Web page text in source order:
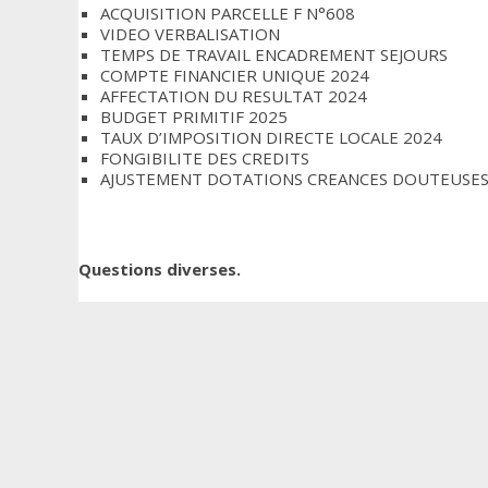
ACQUISITION PARCELLE F N°608
VIDEO VERBALISATION
TEMPS DE TRAVAIL ENCADREMENT SEJOURS
COMPTE FINANCIER UNIQUE 2024
AFFECTATION DU RESULTAT 2024
BUDGET PRIMITIF 2025
TAUX D’IMPOSITION DIRECTE LOCALE 2024
FONGIBILITE DES CREDITS
AJUSTEMENT DOTATIONS CREANCES DOUTEUSES
Questions diverses.